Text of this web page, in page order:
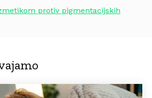
protiv pigmentacijskih